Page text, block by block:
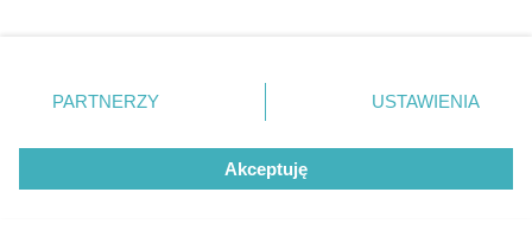
Pogoń Szczecin wygrywa w
Ekstraklasie z Motorem. Kto
przyniósł szczęście trenerowi
zmienić/wycofać klikając przycisk ustawień prywatności
znajdujący się w lewym dolnym rogu strony
rodzaje przetwarzania danych nie wymagają zgody
użytkownika, ale masz prawo sprzeciwić się takiemu
przetwarzaniu. Preferencje będą miały zastosowanie tylko
PARTNERZY USTAWIENIA
Akceptuję